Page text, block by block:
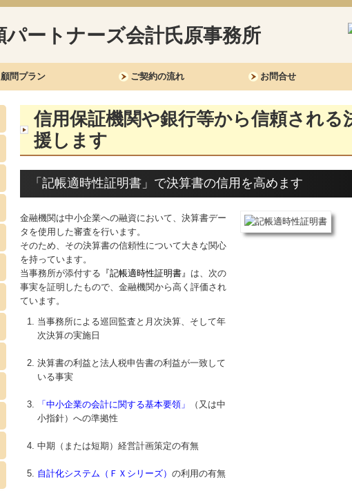
顧問プラン ご契約の流れ お問合せ
信用保証機関や銀行等から信頼される
援します
「記帳適時性証明書」で決算書の信用を高めます
金融機関は中小企業への融資において、決算書デー
タを使用した審査を行います。
そのため、その決算書の信頼性について大きな関心
を持っています。
当事務所が添付する 『記帳適時性証明書』 は、次の
事実を証明したもので、金融機関から高く評価され
ています。
当事務所による巡回監査と月次決算、そして年
次決算の実施日
決算書の利益と法人税申告書の利益が一致して
いる事実
「中小企業の会計に関する基本要領」
（又は中
小指針）への準拠性
中期（または短期）経営計画策定の有無
自計化システム（ＦＸシリーズ） の利用の有無